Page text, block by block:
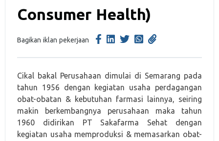
Consumer Health)
Bagikan iklan pekerjaan
Cikal bakal Perusahaan dimulai di Semarang pada
tahun 1956 dengan kegiatan usaha perdagangan
obat-obatan & kebutuhan farmasi lainnya, seiring
makin berkembangnya perusahaan maka tahun
1960 didirikan PT Sakafarma Sehat dengan
kegiatan usaha memproduksi & memasarkan obat-